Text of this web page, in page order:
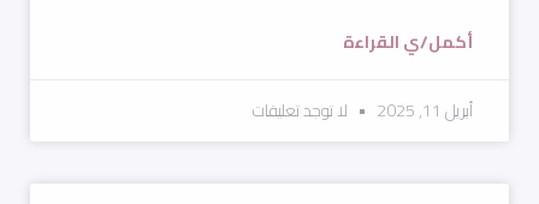
أكمل/ي القراءة
أبريل 11, 2025 لا توجد تعليقات